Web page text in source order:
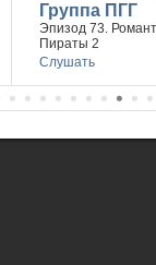
Группа ПГГ
Эпизод 73.
Пираты 2
Слушать